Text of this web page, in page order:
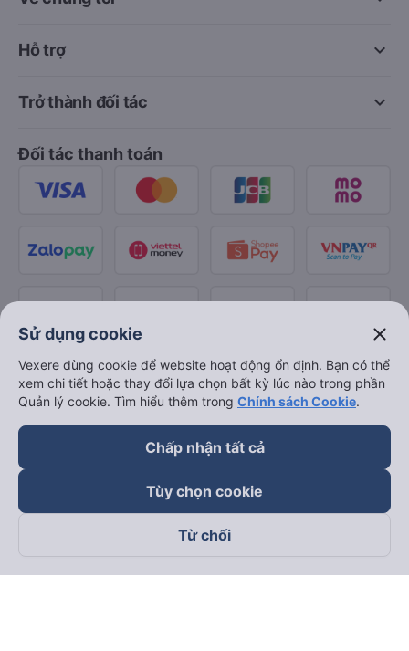
keyboard_arrow_down
Hỗ trợ
keyboard_arrow_down
Trở thành đối tác
Đối tác thanh toán
Theo dõi chúng tôi trên
Sử dụng cookie close
Vexere dùng cookie để website hoạt động ổn định. Bạn có thể
xem chi tiết hoặc thay đổi lựa chọn bất kỳ lúc nào trong phần
Quản lý cookie. Tìm hiểu thêm trong Chính sách Cookie.
Chấp nhận tất cả
Tùy chọn cookie
Từ chối